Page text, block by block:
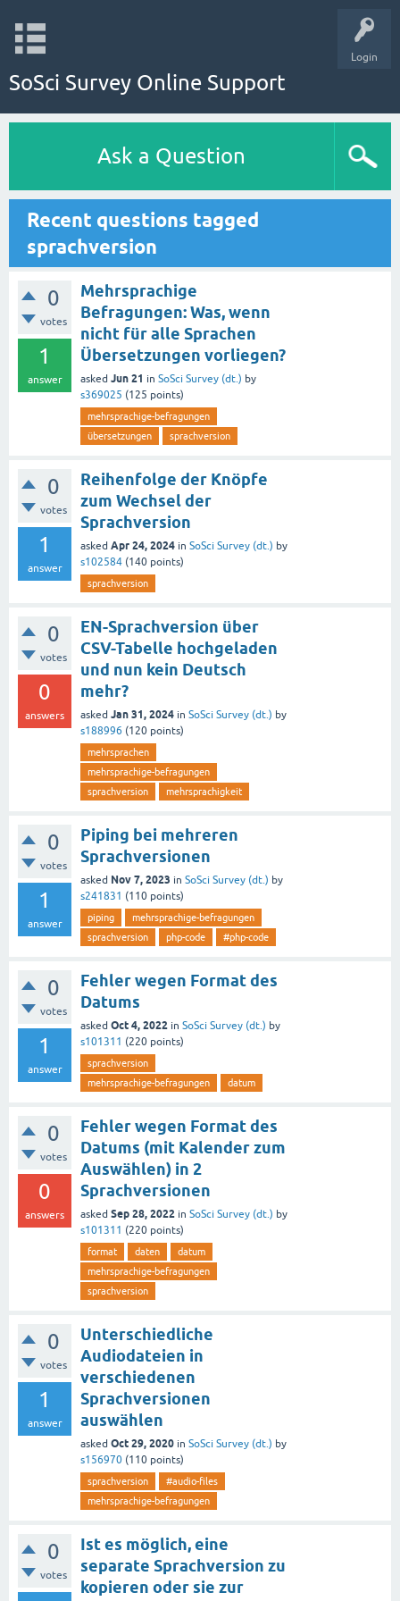
Login
SoSci Survey Online Support
Ask a Question
Recent questions tagged
sprachversion
0
votes
1
answer
Mehrsprachige
Befragungen: Was, wenn
nicht für alle Sprachen
Übersetzungen vorliegen?
asked Jun 21 in SoSci Survey (dt.) by
s369025 (125 points)
mehrsprachige-befragungen
übersetzungen
sprachversion
0
votes
1
answer
Reihenfolge der Knöpfe
zum Wechsel der
Sprachversion
asked Apr 24, 2024 in SoSci Survey (dt.) by
s102584 (140 points)
sprachversion
0
votes
0
answers
EN-Sprachversion über
CSV-Tabelle hochgeladen
und nun kein Deutsch
mehr?
asked Jan 31, 2024 in SoSci Survey (dt.) by
s188996 (120 points)
mehrsprachen
mehrsprachige-befragungen
sprachversion
mehrsprachigkeit
0
votes
1
answer
Piping bei mehreren
Sprachversionen
asked Nov 7, 2023 in SoSci Survey (dt.) by
s241831 (110 points)
piping
mehrsprachige-befragungen
sprachversion
php-code #php-code
0
votes
1
answer
Fehler wegen Format des
Datums
asked Oct 4, 2022 in SoSci Survey (dt.) by
s101311 (220 points)
sprachversion
mehrsprachige-befragungen
datum
0
votes
0
answers
Fehler wegen Format des
Datums (mit Kalender zum
Auswählen) in 2
Sprachversionen
asked Sep 28, 2022 in SoSci Survey (dt.) by
s101311 (220 points)
format daten
datum
mehrsprachige-befragungen
sprachversion
0
votes
1
answer
Unterschiedliche
Audiodateien in
verschiedenen
Sprachversionen
auswählen
asked Oct 29, 2020 in SoSci Survey (dt.) by
s156970 (110 points)
sprachversion
#audio-files
mehrsprachige-befragungen
0
votes
Ist es möglich, eine
separate Sprachversion zu
kopieren oder sie zur